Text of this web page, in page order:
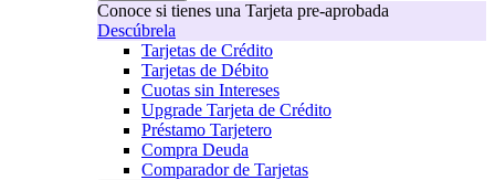
Conoce si tienes una Tarjeta pre-aprobada
Descúbrela
Tarjetas de Crédito
Tarjetas de Débito
Cuotas sin Intereses
Upgrade Tarjeta de Crédito
Préstamo Tarjetero
Compra Deuda
Comparador de Tarjetas